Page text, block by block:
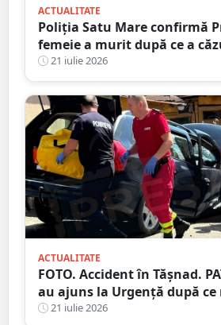
ACTUALITATE
Poliția Satu Mare confirmă
femeie a murit după ce a
al IV-lea al unui bloc
21 iulie 2026
ACTUALITATE
FOTO. Accident în Tășnad.
au ajuns la Urgență după
un cap de pod
21 iulie 2026